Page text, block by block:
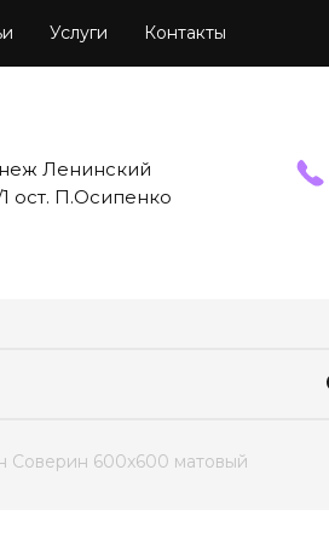
Услуги Контакты
Ленинский
ост. П.Осипенко
Соверин 600x600 матовый